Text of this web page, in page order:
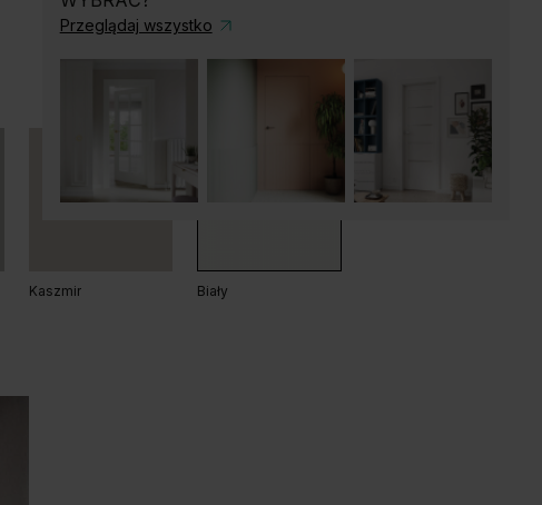
Przeglądaj wszystko
Dąb Matowy Dąb Naturalny
Kaszmir Biały